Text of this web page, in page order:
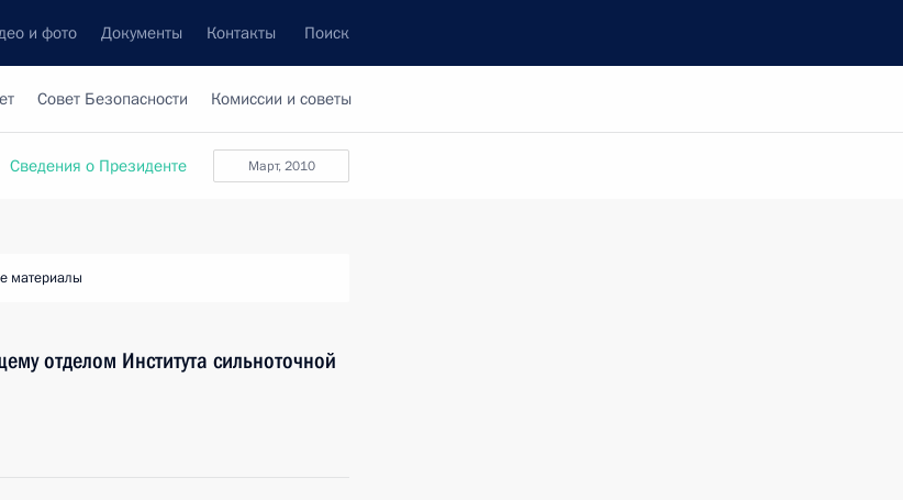
и фото Документы Контакты Поиск
Совет Безопасности Комиссии и советы
март, 2010
Сведения о Президенте
материалы
отделом Института сильноточной